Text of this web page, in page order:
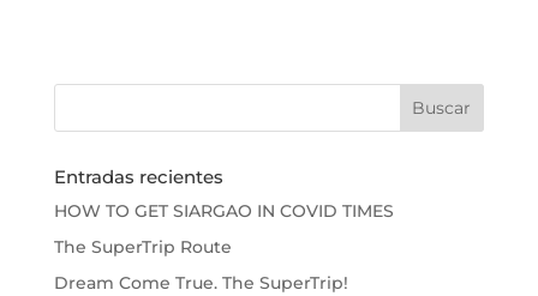
Entradas recientes
HOW TO GET SIARGAO IN COVID TIMES
The SuperTrip Route
Dream Come True. The SuperTrip!